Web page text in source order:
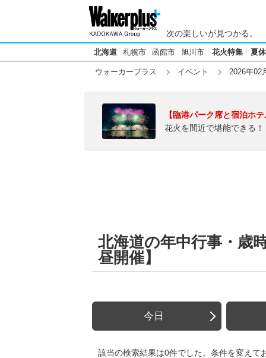
次の楽しいが見つかる。
北海道 札幌市 函館市 旭川市 花火特集 夏
ウォーカープラス イベント 2026年02
【臨港パーク席と宿泊ホ
花火を間近で堪能できる
北海道の年中行事・歳
昼開催】
今日
該当の検索結果は0件でした。条件を変えて